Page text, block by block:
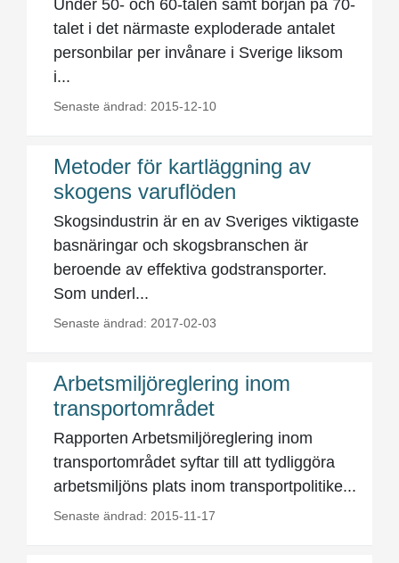
Under 50- och 60-talen samt början på 70-
talet i det närmaste exploderade antalet
personbilar per invånare i Sverige liksom
i...
Senaste ändrad: 2015-12-10
Metoder för kartläggning av
skogens varuflöden
Skogsindustrin är en av Sveriges viktigaste
basnäringar och skogsbranschen är
beroende av effektiva godstransporter.
Som underl...
Senaste ändrad: 2017-02-03
Arbetsmiljöreglering inom
transportområdet
Rapporten Arbetsmiljö­­­reglering inom
transport­­området syftar till att tydliggöra
arbetsmiljöns plats inom transportpolitike...
Senaste ändrad: 2015-11-17